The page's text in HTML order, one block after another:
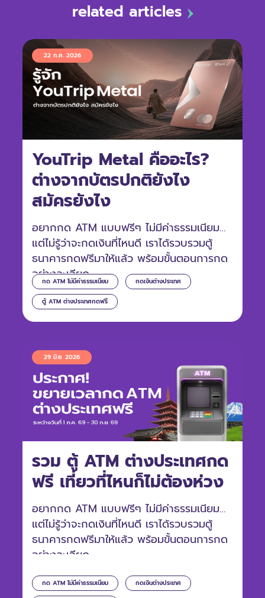
related articles
YouTrip Metal คืออะไร?
ต่างจากบัตรปกติยังไง
สมัครยังไง
22 ก.ค. 2026
กด ATM ไม่มีค่าธรรมเนียม กดเงินต่างประเทศ
ตู้ ATM ต่างประเทศกดฟรี
อยากกด ATM แบบฟรีๆ ไม่มีค่าธรรมเนียม
แต่ไม่รู้ว่าจะกดเงินที่ไหนดี เราได้รวบรวมตู้
ธนาคารกดฟรีมาให้แล้ว พร้อมขั้นตอนการกด
อย่างละเอียด
รวม ตู้ ATM ต่างประเทศกด
ฟรี เที่ยวที่ไหนก็ไม่ต้องห่วง
29 มิ.ย. 2026
กด ATM ไม่มีค่าธรรมเนียม กดเงินต่างประเทศ
อยากกด ATM แบบฟรีๆ ไม่มีค่าธรรมเนียม
แต่ไม่รู้ว่าจะกดเงินที่ไหนดี เราได้รวบรวมตู้
ธนาคารกดฟรีมาให้แล้ว พร้อมขั้นตอนการกด
อย่างละเอียด